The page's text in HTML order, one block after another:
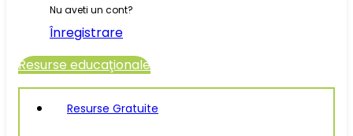
Nu aveti un cont?
Înregistrare
Resurse educaţionale
Resurse Gratuite